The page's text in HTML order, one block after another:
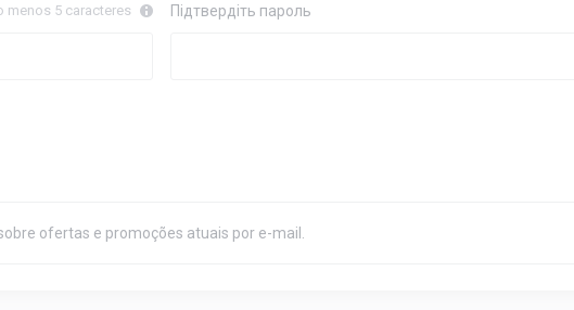
menos 5 caracteres Підтвердіть пароль
ofertas e promoções atuais por e-mail.